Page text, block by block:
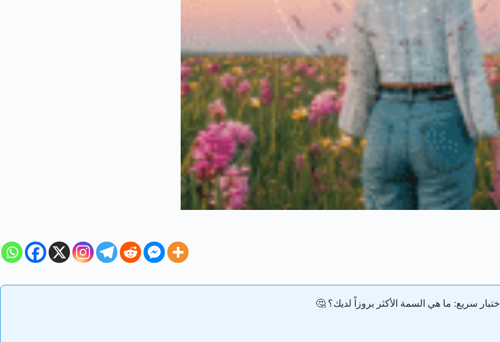
اختبار سريع: ما هي السمة الأكثر بروزاً لديك؟ 🤔